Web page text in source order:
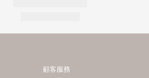
顧客服務